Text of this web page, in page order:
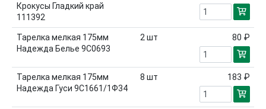
Крокусы Гладкий край
111392
Тарелка мелкая 175мм
Надежда Белье 9С0693
2 шт 80 ₽
Тарелка мелкая 175мм
Надежда Гуси 9С1661/1Ф34
8 шт 183 ₽